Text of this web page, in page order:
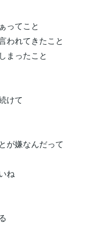
ってこと
われてきたこと
まったこと
けて
が嫌なんだって
ね